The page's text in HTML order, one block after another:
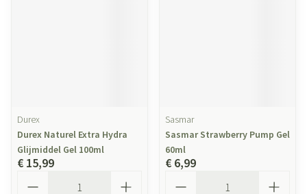
Durex
Durex Naturel Extra Hydra
Glijmiddel Gel 100ml
€ 15,99
Sasmar
Sasmar Strawberry Pump Gel
60ml
€ 6,99